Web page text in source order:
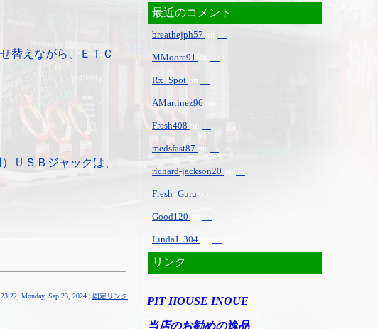
替えながら、ＥＴＣ
ＵＳＢジャックは、
Monday, Sep 23, 2024 ¦ 固定リンク
最近のコメント
breathejph57 on
MMoore91 on
Rx_Spot on
AMartinez96
Fresh408 on
medsfast87 on
richard-jackson20 on
Fresh_Guru
Good120
LindaJ_304
リンク
PIT HOUSE INOUE
当店のお勧めの逸品